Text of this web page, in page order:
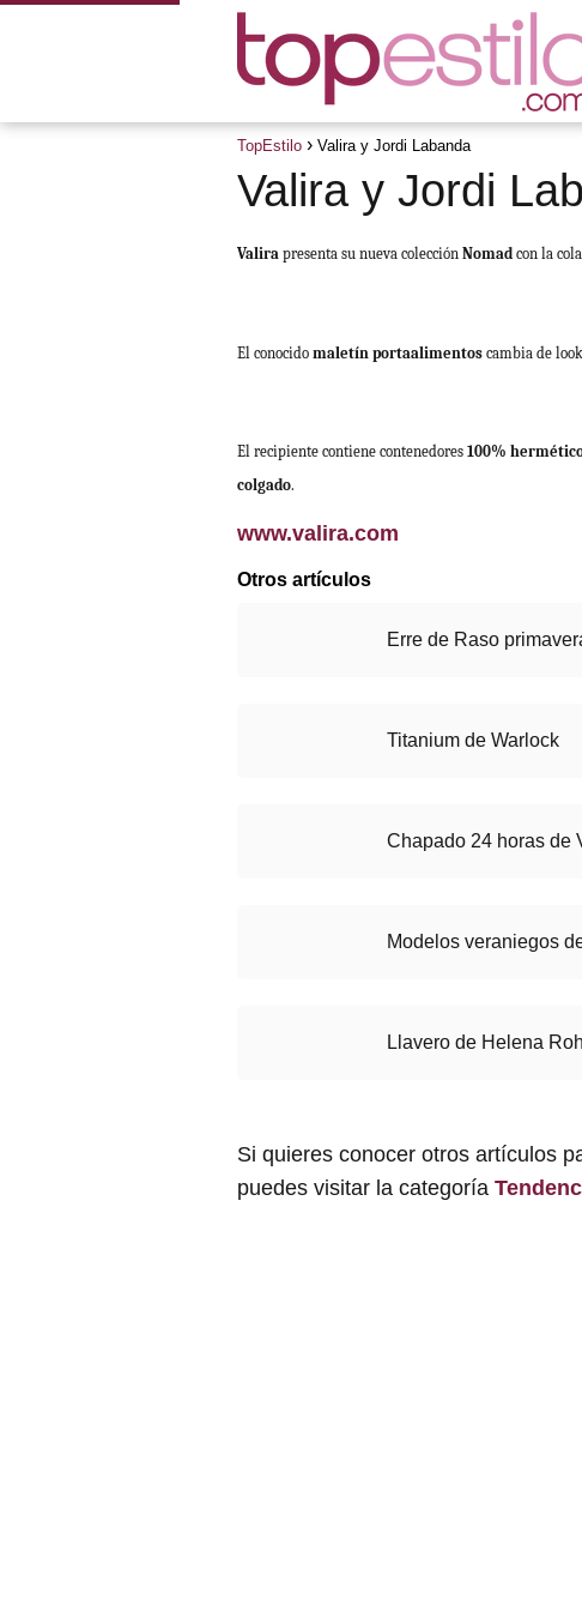
TopEstilo Valira y Jordi Labanda
Valira y Jordi
Valira presenta su nueva colección Nomad con la
El conocido maletín portaalimentos cambia de
El recipiente contiene contenedores 100%
colgado.
www.valira.com
Otros artículos
Erre de Raso
Titanium de Warlock
Chapado 24 horas de
Modelos veraniegos
Llavero de Helena
Si quieres conocer otros artículos
puedes visitar la categoría